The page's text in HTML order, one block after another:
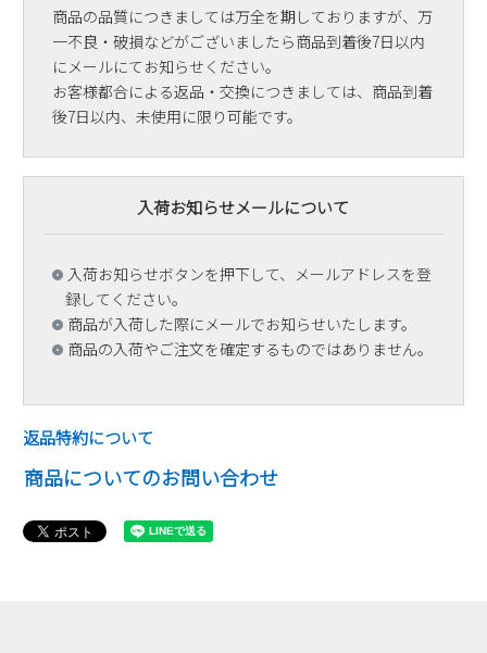
商品の品質につきましては万全を期しておりますが、万
一不良・破損などがございましたら商品到着後7日以内
にメールにてお知らせください。
お客様都合による返品・交換につきましては、商品到着
後7日以内、未使用に限り可能です。
入荷お知らせメールについて
入荷お知らせボタンを押下して、メールアドレスを登
録してください。
商品が入荷した際にメールでお知らせいたします。
商品の入荷やご注文を確定するものではありません。
返品特約について
商品についてのお問い合わせ